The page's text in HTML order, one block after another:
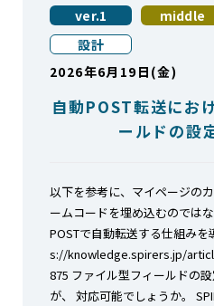
ver.1
middle
設計
2026年6月19日(金)
自動POST転送にお
ールドの設
以下を参考に、マイページの
ームコードを埋め込むのでは
POSTで自動転送する仕組み
s://knowledge.spirers.jp/
875 ファイル型フィールドの
が、 対応可能でしょうか。